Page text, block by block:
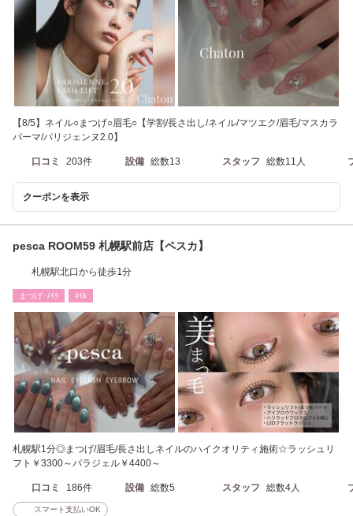
【8/5】ネイル○まつげ○眉毛○【学割/長さ出し/ネイル/マツエク/眉毛/マスカラ
パーマ/パリジェンヌ2.0】
口コミ 203件 設備 総数13 スタッフ 総数11人
クーポンを表示
pesca ROOM59 札幌駅前店【ペスカ】
札幌駅北口から徒歩1分
まつげ･ﾒｲｸ ﾈｲﾙ
札幌駅1分◎まつげ/眉毛/長さ出しネイルのハイクオリティ施術☆ラッシュリ
フト￥3300～パラジェル￥4400～
口コミ 186件 設備 総数5 スタッフ 総数4人
スマート支払いOK